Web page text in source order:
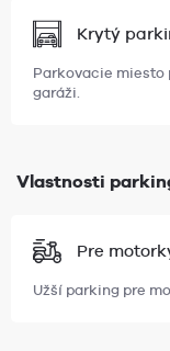
Krytý
Parkovacie miesto
garáži.
Vlastnosti
Pre
Užší parking pre